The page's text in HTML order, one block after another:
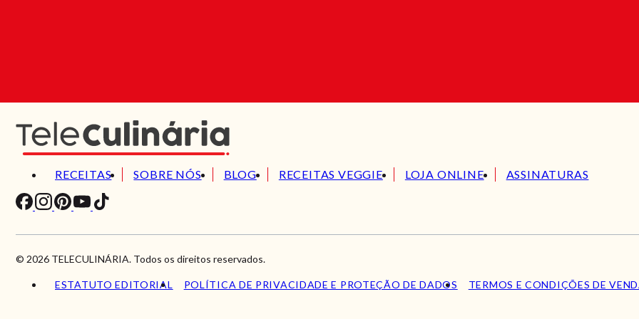
RECEITAS SOBRE NÓS BLOG RECEITAS VEGGIE LOJA ONLINE ASSINATURAS
© 2026 TELECULINÁRIA. Todos os direitos reservados.
ESTATUTO EDITORIAL POLÍTICA DE PRIVACIDADE E PROTEÇÃO DE DADOS TERMOS E CONDIÇÕES DE